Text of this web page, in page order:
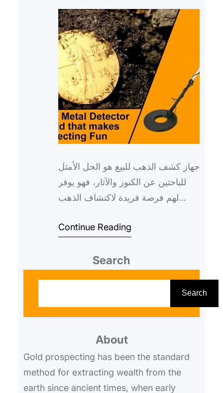
جهاز كشف الذهب للبيع هو الحل الأمثل
للباحثين عن الكنوز والآثار، فهو يوفر
لهم فرصة فريدة لاكتشاف الذهب
Continue Reading
Search
h
Search
About
Gold prospecting has been the standard
method for extracting wealth from the
earth since ancient times, when early